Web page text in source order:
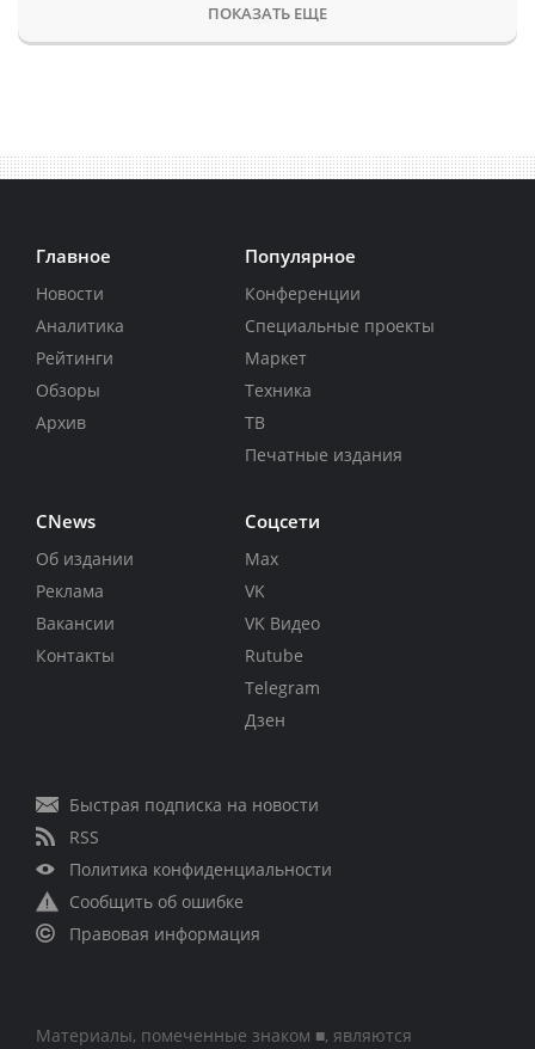
ПОКАЗАТЬ ЕЩЕ
Главное
Новости
Аналитика
Рейтинги
Обзоры
Архив
Популярное
Конференции
Специальные проекты
Маркет
Техника
ТВ
Печатные издания
CNews
Об издании
Реклама
Вакансии
Контакты
Соцсети
Max
VK
VK Видео
Rutube
Telegram
Дзен
Быстрая подписка на новости
RSS
Политика конфиденциальности
Сообщить об ошибке
Правовая информация
Материалы, помеченные знаком ■, являются